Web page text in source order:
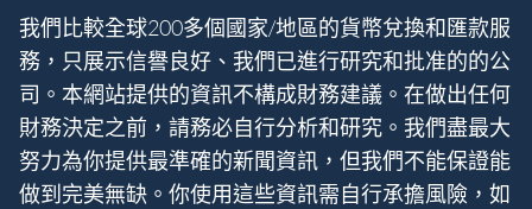
我們比較全球200多個國家/地區的貨幣兌換和匯款服
務，只展示信譽良好、我們已進行研究和批准的的公
司。本網站提供的資訊不構成財務建議。在做出任何
財務決定之前，請務必自行分析和研究。我們盡最大
努力為你提供最準確的新聞資訊，但我們不能保證能
做到完美無缺。你使用這些資訊需自行承擔風險，如